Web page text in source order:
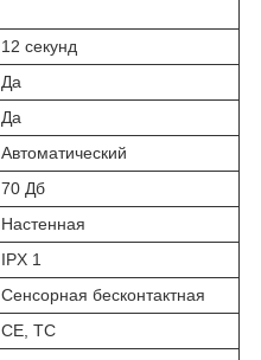
12 секунд
Да
Да
Автоматический
70 Дб
Настенная
IPX 1
Сенсорная бесконтактная
СЕ, ТС